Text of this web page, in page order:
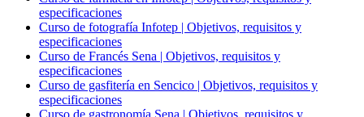
especificaciones
Curso de fotografía Infotep | Objetivos, requisitos y
especificaciones
Curso de Francés Sena | Objetivos, requisitos y
especificaciones
Curso de gasfitería en Sencico | Objetivos, requisitos y
especificaciones
Curso de gastronomía Sena | Objetivos, requisitos y